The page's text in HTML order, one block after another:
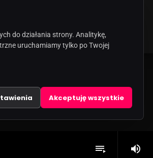
playlist_play volume_up
KONTAKT
do działania strony. Analitykę,
uruchamiamy tylko po Twojej
Akceptuję wszystkie